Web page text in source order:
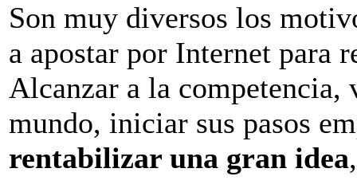
Son muy diversos los
a apostar por Internet para
Alcanzar a la competencia,
mundo, iniciar sus pasos
rentabilizar una gran idea